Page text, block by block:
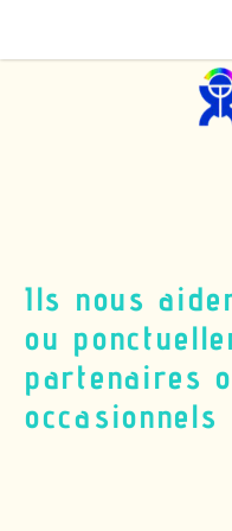
Ils nous
ou
partenaires
occasionnels